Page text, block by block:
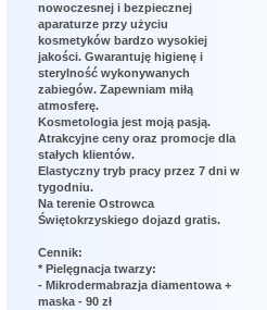
nowoczesnej i bezpiecznej
aparaturze przy użyciu
kosmetyków bardzo wysokiej
jakości. Gwarantuję higienę i
sterylność wykonywanych
zabiegów. Zapewniam miłą
atmosferę.
Kosmetologia jest moją pasją.
Atrakcyjne ceny oraz promocje dla
stałych klientów.
Elastyczny tryb pracy przez 7 dni w
tygodniu.
Na terenie Ostrowca
Świętokrzyskiego dojazd gratis.
Cennik:
* Pielęgnacja twarzy:
- Mikrodermabrazja diamentowa +
maska - 90 zł